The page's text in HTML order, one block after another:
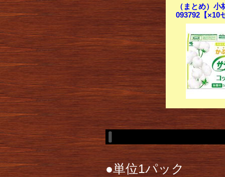
（まとめ）
093792【×10
●単位1パック